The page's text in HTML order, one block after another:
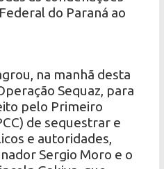
do Paraná ao
na manhã desta
Sequaz, para
pelo Primeiro
de sequestrar e
e autoridades,
Sergio Moro e o